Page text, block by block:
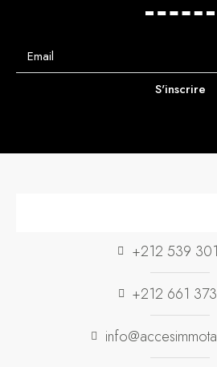
S'inscrire
+212 539
+212 661